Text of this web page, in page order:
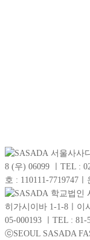
서울사사
8 (우) 06099 ㅣTEL :
호 : 110111-7719747
학교법인
히가시이바 1-1-8ㅣ이
05-000193 ㅣTEL : 81-
ⓒSEOUL SASADA